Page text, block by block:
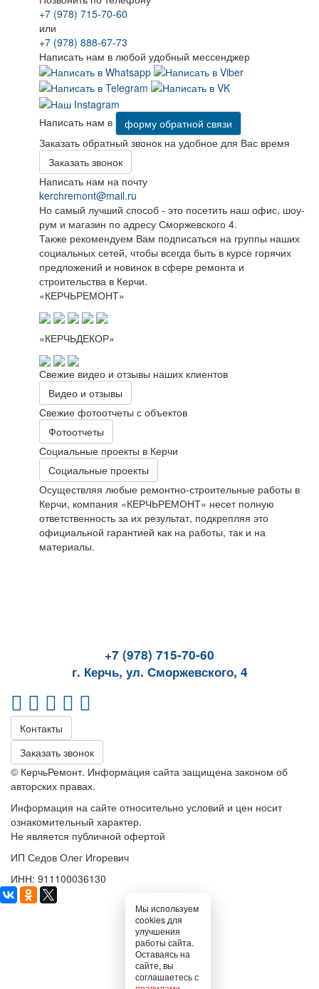
+7 (978) 715-70-60
или
+7 (978) 888-67-73
Написать нам в любой удобный мессенджер
Написать нам в
форму обратной связи
Заказать обратный звонок на удобное для Вас время
Заказать звонок
Написать нам на почту
kerchremont@mail.ru
Но самый лучший способ - это посетить наш офис, шоу-
рум и магазин по адресу Сморжевского 4.
Также рекомендуем Вам подписаться на группы наших
социальных сетей, чтобы всегда быть в курсе горячих
предложений и новинок в сфере ремонта и
строительства в Керчи.
«КЕРЧЬРЕМОНТ»
«КЕРЧЬДЕКОР»
Свежие видео и отзывы наших клиентов
Видео и отзывы
Свежие фотоотчеты с объектов
Фотоотчеты
Социальные проекты в Керчи
Социальные проекты
Осуществляя любые ремонтно-строительные работы в
Керчи, компания «КЕРЧЬРЕМОНТ» несет полную
ответственность за их результат, подкрепляя это
официальной гарантией как на работы, так и на
материалы.
+7 (978) 715-70-60
г. Керчь, ул. Сморжевского, 4
Контакты
Заказать звонок
© КерчьРемонт. Информация сайта защищена законом об
авторских правах.
Информация на сайте относительно условий и цен носит
ознакомительный характер.
Не является публичной офертой
ИП Седов Олег Игоревич
ИНН: 911100036130
Мы используем
cookies для
улучшения
работы сайта.
Оставаясь на
сайте, вы
соглашаетесь с